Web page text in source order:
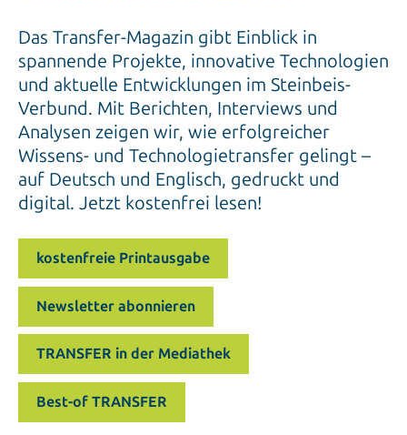
Das Transfer-Magazin gibt Einblick in
spannende Projekte, innovative Technologien
und aktuelle Entwicklungen im Steinbeis-
Verbund. Mit Berichten, Interviews und
Analysen zeigen wir, wie erfolgreicher
Wissens- und Technologietransfer gelingt –
auf Deutsch und Englisch, gedruckt und
digital. Jetzt kostenfrei lesen!
kostenfreie Printausgabe
Newsletter abonnieren
TRANSFER in der Mediathek
Best-of TRANSFER